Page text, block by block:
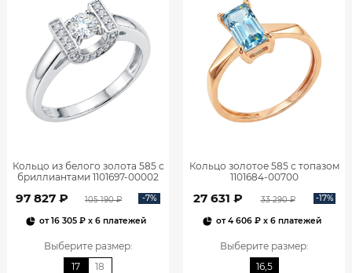
Кольцо из белого золота 585 с
бриллиантами 1101697-00002
97 827 ₽ 105 190 ₽ -7%
от16 305 ₽ x 6 платежей
Выберите размер:
17
18
Кольцо золотое 585 с топазом
1101684-00700
27 631 ₽ 33 290 ₽ -17%
от4 606 ₽ x 6 платежей
Выберите размер:
16,5